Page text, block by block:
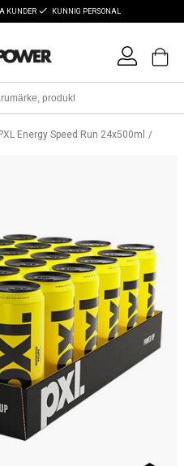
KUNDER KUNNIG PERSONAL
PXL Energy Speed Run 24x500ml